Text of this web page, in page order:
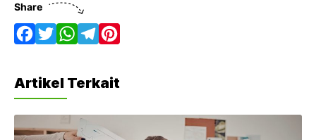
Share
a
c
e
w
i
t
h
a
t
e
t
Artikel Terkait